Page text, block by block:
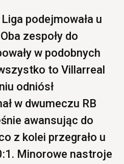
podejmowała u
zespoły do
w podobnych
to Villarreal
odniósł
w dwumeczu RB
awansując do
z kolei przegrało u
Minorowe nastroje